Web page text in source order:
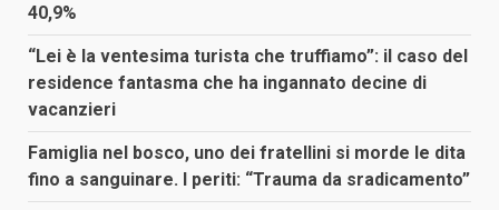
40,9%
“Lei è la ventesima turista che truffiamo”: il caso del
residence fantasma che ha ingannato decine di
vacanzieri
Famiglia nel bosco, uno dei fratellini si morde le dita
fino a sanguinare. I periti: “Trauma da sradicamento”